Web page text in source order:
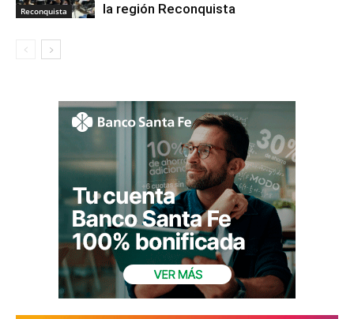
Reconquista
la región Reconquista